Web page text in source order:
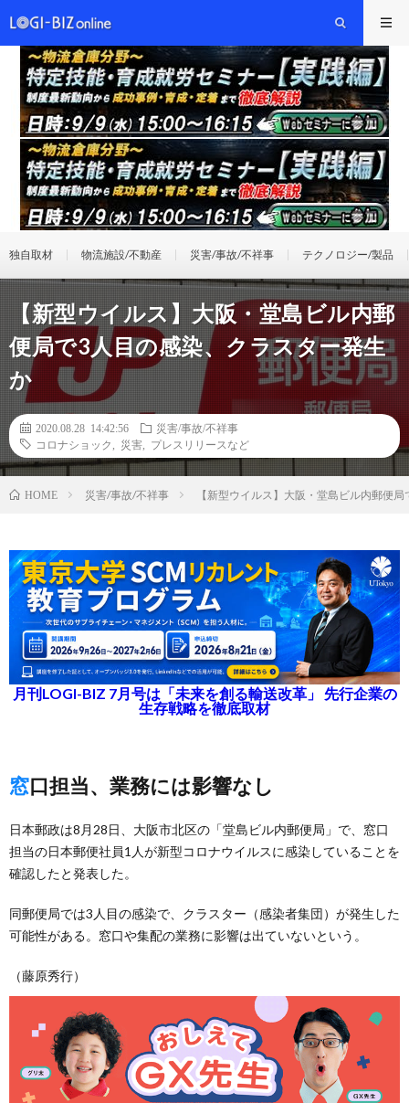
独自取材 物流施設/不動産 災害/事故/不祥事 テクノロジー/製品
【新型ウイルス】大阪・堂島ビル内郵
便局で3人目の感染、クラスター発生
か
2020.08.28 14:42:56
災害/事故/不祥事
コロナショック
災害 プレスリリースなど
HOME 災害/事故/不祥事 【新型ウイルス】大阪・堂島ビル内郵便
月刊LOGI-BIZ 7月号は「未来を創る輸送改革」 先行企業の
生存戦略を徹底取材
窓口担当、業務には影響なし
日本郵政は8月28日、大阪市北区の「堂島ビル内郵便局」で、窓口
担当の日本郵便社員1人が新型コロナウイルスに感染していることを
確認したと発表した。
同郵便局では3人目の感染で、クラスター（感染者集団）が発生した
可能性がある。窓口や集配の業務に影響は出ていないという。
（藤原秀行）